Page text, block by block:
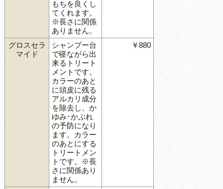
もちを良くし
てくれます。
※長さに関係
ありません。
グロスセラ
マイド
シャンプー台
で寝ながら出
来るトリート
メントです。
カラーのあと
に頭皮に残る
アルカリ成分
を除去し、か
ゆみ･かぶれ
の予防になり
ます。カラー
のあとにする
トリートメン
トです。※長
さに関係あり
ません。
￥880